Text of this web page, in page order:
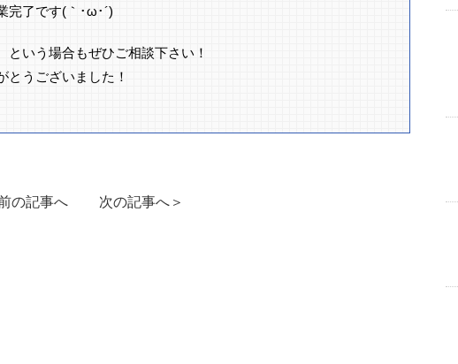
了です(｀･ω･´)ゞ
いう場合もぜひご相談下さい！
とうございました！
の記事へ 次の記事へ＞